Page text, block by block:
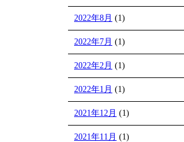
2022年8月 (1)
2022年7月 (1)
2022年2月 (1)
2022年1月 (1)
2021年12月 (1)
2021年11月 (1)